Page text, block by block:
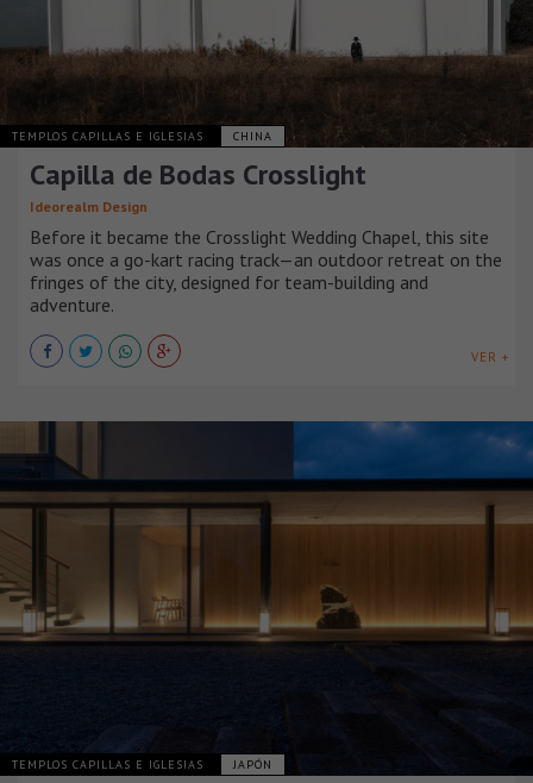
TEMPLOS CAPILLAS E IGLESIAS CHINA
Capilla de Bodas Crosslight
Ideorealm Design
Before it became the Crosslight Wedding Chapel, this site
was once a go-kart racing track—an outdoor retreat on the
fringes of the city, designed for team-building and
adventure.
VER +
TEMPLOS CAPILLAS E IGLESIAS JAPÓN